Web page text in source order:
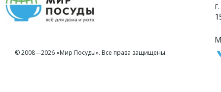
© 2008—2026 «Мир Посуды». Все права защищены.